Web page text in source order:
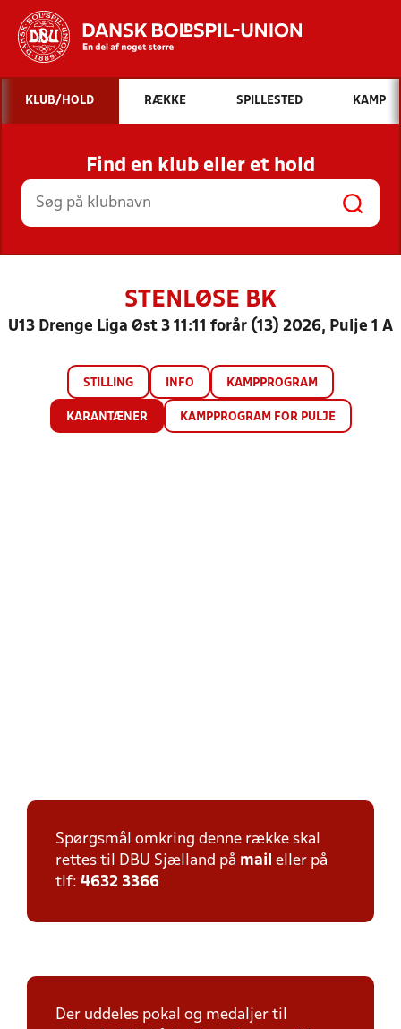
Hvad vil du søge efter?
INDHOLD OG NYHEDER
STILLINGER, RESULTATER, KLUBBER OG
HOLD
KLUB/HOLD RÆKKE SPILLESTED KAMP
Find en klub eller et hold
STENLØSE BK
U13 Drenge Liga Øst 3 11:11 forår (13) 2026, Pulje 1 A
STILLING INFO KAMPPROGRAM
KARANTÆNER KAMPPROGRAM FOR PULJE
Spørgsmål omkring denne række skal
rettes til DBU Sjælland på mail eller på
tlf: 4632 3366
Der uddeles pokal og medaljer til